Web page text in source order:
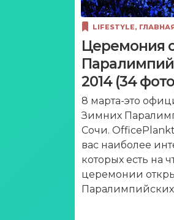
LIFESTYLE,
Церемония
2014 (34
8 марта-это
Зимних
Сочи.
вас наиболее
которых есть на
церемонии
Паралимпийских